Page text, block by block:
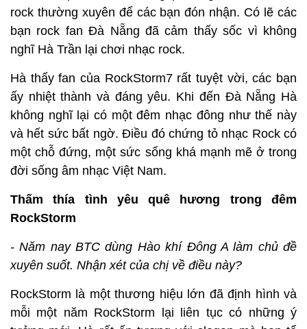
rock thường xuyên để các bạn đón nhận. Có lẽ các
bạn rock fan Đà Nẵng đã cảm thấy sốc vì không
nghĩ Hà Trần lại chơi nhạc rock.
Hà thấy fan của RockStorm7 rất tuyệt vời, các bạn
ấy nhiệt thành và đáng yêu. Khi đến Đà Nẵng Hà
không nghĩ lại có một đêm nhạc đông như thế này
và hết sức bất ngờ. Điều đó chứng tỏ nhạc Rock có
một chỗ đứng, một sức sống khá mạnh mẽ ở trong
đời sống âm nhạc Việt Nam.
Thấm thía tình yêu quê hương trong đêm
RockStorm
- Năm nay BTC dùng Hào khí Đông A làm chủ đề
xuyên suốt. Nhận xét của chị về điều này?
RockStorm là một thương hiệu lớn đã định hình và
mỗi một năm RockStorm lại liên tục có những ý